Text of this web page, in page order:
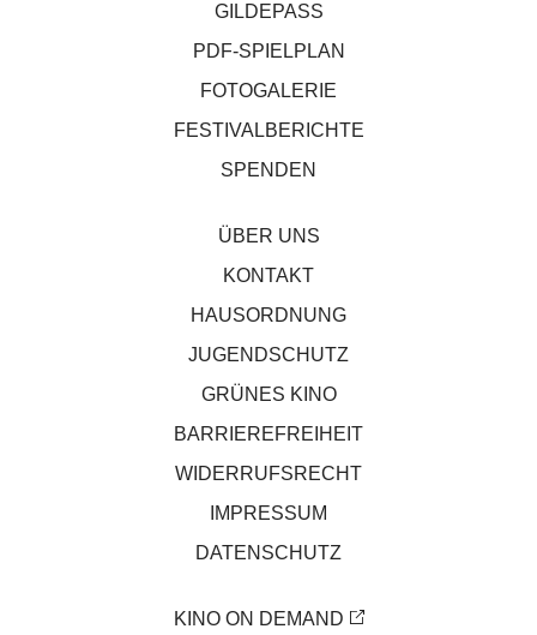
GILDEPASS
PDF-SPIELPLAN
FOTOGALERIE
FESTIVALBERICHTE
SPENDEN
ÜBER UNS
KONTAKT
HAUSORDNUNG
JUGENDSCHUTZ
GRÜNES KINO
BARRIEREFREIHEIT
WIDERRUFSRECHT
IMPRESSUM
DATENSCHUTZ
KINO ON DEMAND